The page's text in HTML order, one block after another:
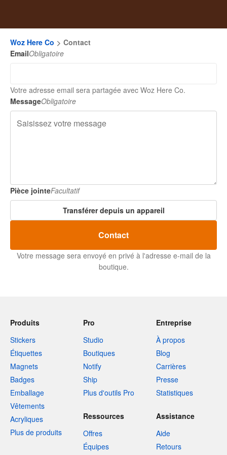
Woz Here Co
Contact
EmailObligatoire
Votre adresse email sera partagée avec Woz Here Co.
MessageObligatoire
Pièce jointeFacultatif
Transférer depuis un appareil
Contact
Votre message sera envoyé en privé à l'adresse e-mail de la
boutique.
Produits
Stickers
Étiquettes
Magnets
Badges
Emballage
Vêtements
Acryliques
Plus de produits
Pro
Studio
Boutiques
Notify
Ship
Plus d'outils Pro
Entreprise
À propos
Blog
Carrières
Presse
Statistiques
Ressources
Offres
Équipes
Assistance
Aide
Retours